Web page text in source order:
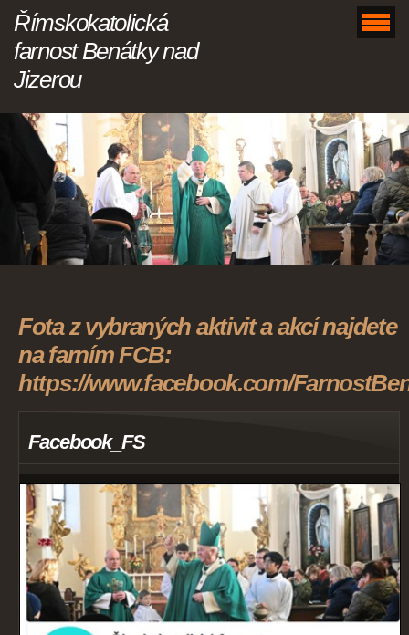
Římskokatolická
farnost Benátky nad
Jizerou
Fota z vybraných aktivit a akcí najdete
na farním FCB:
https://www.facebook.com/
Facebook_FS